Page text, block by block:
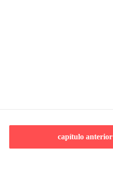
capítulo anterior